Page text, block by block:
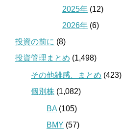
2025年 (12)
2026年 (6)
投資の前に (8)
投資管理まとめ (1,498)
その他雑感、まとめ (423)
個別株 (1,082)
BA (105)
BMY (57)